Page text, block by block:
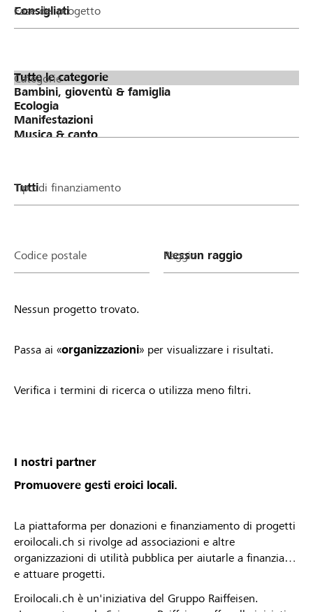
Fase del progetto
Categorie
Tipo di finanziamento
Codice postale Raggio
Nessun progetto trovato.
Passa ai «organizzazioni» per visualizzare i risultati.
Verifica i termini di ricerca o utilizza meno filtri.
I nostri partner
Promuovere gesti eroici locali.
La piattaforma per donazioni e finanziamento di progetti
eroilocali.ch si rivolge ad associazioni e altre
organizzazioni di utilità pubblica per aiutarle a finanziare
e attuare progetti.
Eroilocali.ch è un'iniziativa del Gruppo Raiffeisen.